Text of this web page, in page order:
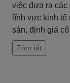
việc đưa ra các
lĩnh vực kinh
sản, định giá
Tóm tắt